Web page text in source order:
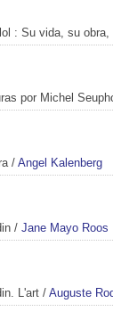
: Su vida, su obra,
por Michel
/ Angel Kalenberg
/ Jane Mayo Roos
L'art / Auguste